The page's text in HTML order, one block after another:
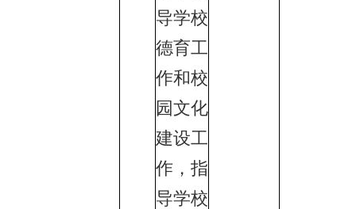
导学校
德育工
作和校
园文化
建设工
作，指
导学校